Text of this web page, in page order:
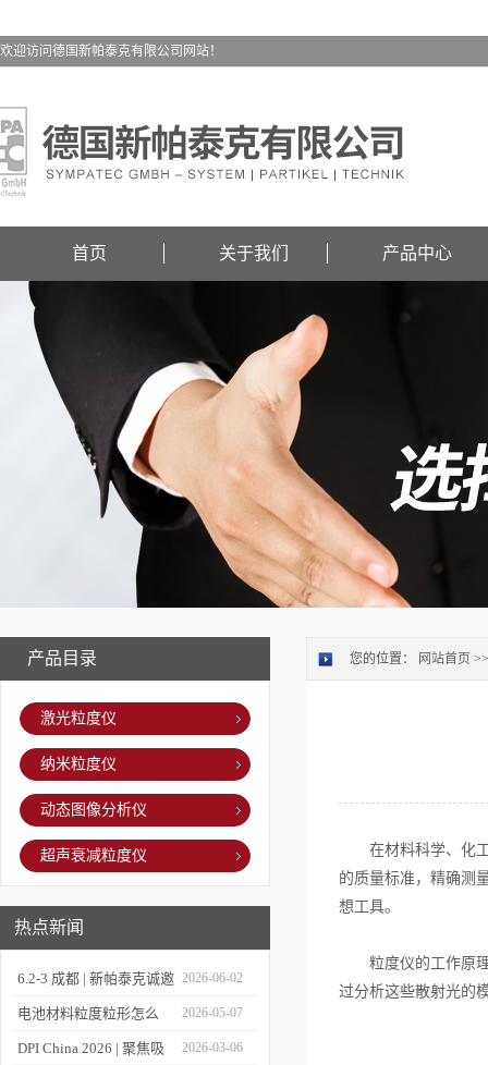
欢迎访问德国新帕泰克有限公司网站！
首页 关于我们 产品中心
产品目录
激光粒度仪
纳米粒度仪
动态图像分析仪
超声衰减粒度仪
热点新闻
6.2-3 成都 | 新帕泰克诚邀
您相约CPI西南制药工业
大会
2026-06-02
电池材料粒度粒形怎么
测？德国新帕泰克邀您共
2026-05-07
DPI China 2026 | 聚焦吸 2026-03-06
您的位置： 网站首页
在材料科学、化工
的质量标准，精确测
想工具。
粒度仪的工作原理
过分析这些散射光的